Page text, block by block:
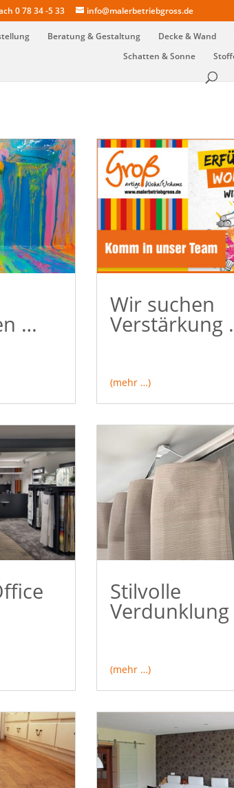
0 78 34 -5 33 info@malerbetriebgross.de
Beratung & Gestaltung Decke & Wand
Schatten & Sonne
…
Wir suchen
Verstärkung
(mehr …)
Stilvolle
Verdunklung
(mehr …)